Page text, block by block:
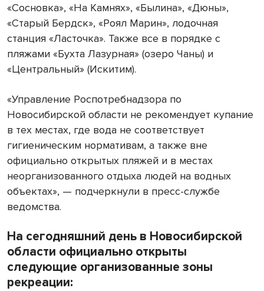
«Сосновка», «На Камнях», «Былина», «Дюны»,
«Старый Бердск», «Роял Марин», лодочная
станция «Ласточка». Также все в порядке с
пляжами «Бухта Лазурная» (озеро Чаны) и
«Центральный» (Искитим).
«Управление Роспотребнадзора по
Новосибирской области не рекомендует купание
в тех местах, где вода не соответствует
гигиеническим нормативам, а также вне
официально открытых пляжей и в местах
неорганизованного отдыха людей на водных
объектах», — подчеркнули в пресс-службе
ведомства.
На сегодняшний день в Новосибирской
области официально открыты
следующие организованные зоны
рекреации: